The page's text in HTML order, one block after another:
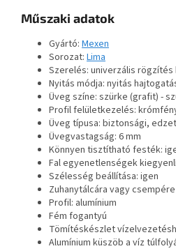
Műszaki adatok
Gyártó: Mexen
Sorozat: Lima
Szerelés: univerzális
Nyitás módja: nyitás
Üveg színe: szürke (grafit) -
Profil felületkezelés:
Üveg típusa: biztonsági,
Üvegvastagság: 6 mm
Könnyen tisztítható festék:
Fal egyenetlenségek
Szélesség beállítása: igen
Zuhanytálcára vagy
Profil: alumínium
Fém fogantyú
Tömítéskészlet
Alumínium küszöb a víz